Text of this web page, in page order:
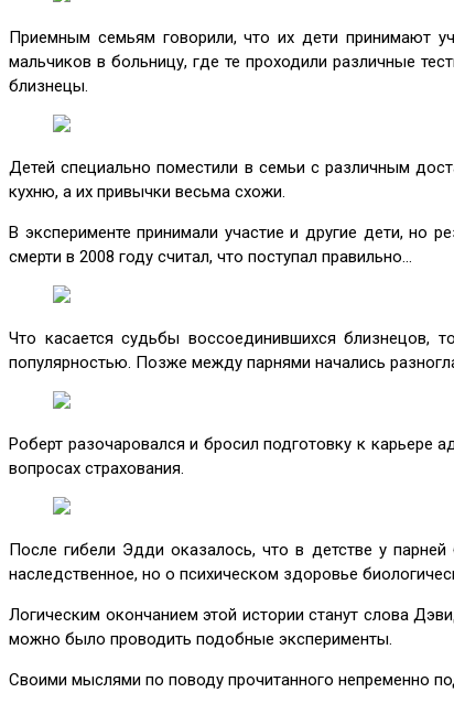
Приемным семьям говорили, что их дети принимают
мальчиков в больницу, где те проходили различные
близнецы.
Детей специально поместили в семьи с различным
кухню, а их привычки весьма схожи.
В эксперименте принимали участие и другие дети, но
смерти в 2008 году считал, что поступал правильно…
Что касается судьбы воссоединившихся близнецов,
популярностью. Позже между парнями начались
Роберт разочаровался и бросил подготовку к карьере
вопросах страхования.
После гибели Эдди оказалось, что в детстве у
наследственное, но о психическом здоровье
Логическим окончанием этой истории станут слова
можно было проводить подобные эксперименты.
Своими мыслями по поводу прочитанного непременно